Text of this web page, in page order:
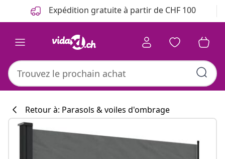
Précédent Expédition gratuite à partir de CHF 100
Retour à: Parasols & voiles d'ombrage